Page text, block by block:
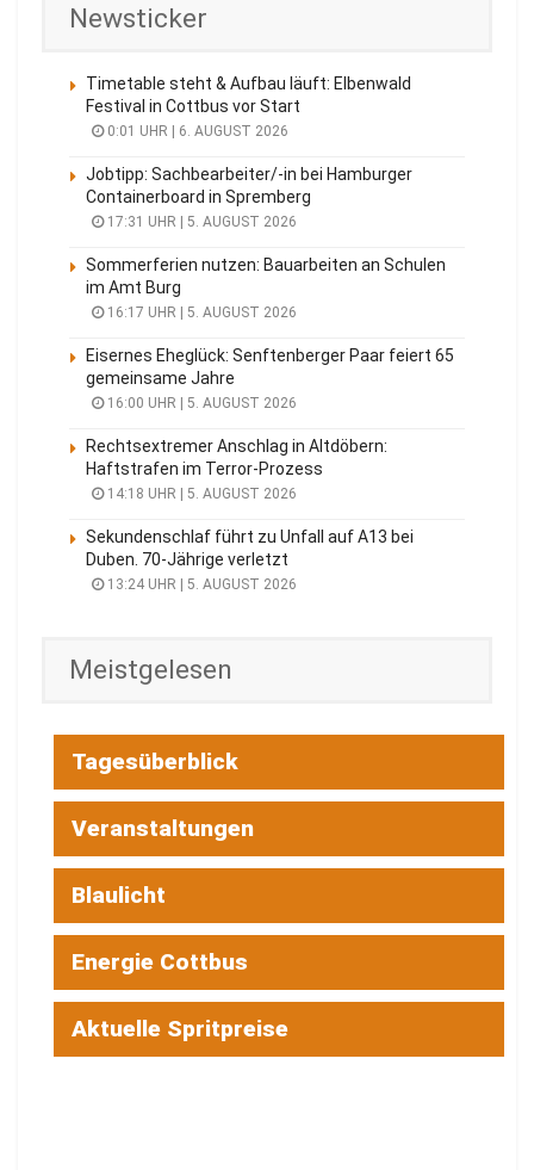
Newsticker
Timetable steht & Aufbau läuft: Elbenwald
Festival in Cottbus vor Start
0:01 UHR | 6. AUGUST 2026
Jobtipp: Sachbearbeiter/-in bei Hamburger
Containerboard in Spremberg
17:31 UHR | 5. AUGUST 2026
Sommerferien nutzen: Bauarbeiten an Schulen
im Amt Burg
16:17 UHR | 5. AUGUST 2026
Eisernes Eheglück: Senftenberger Paar feiert 65
gemeinsame Jahre
16:00 UHR | 5. AUGUST 2026
Rechtsextremer Anschlag in Altdöbern:
Haftstrafen im Terror-Prozess
14:18 UHR | 5. AUGUST 2026
Sekundenschlaf führt zu Unfall auf A13 bei
Duben. 70-Jährige verletzt
13:24 UHR | 5. AUGUST 2026
Meistgelesen
Tagesüberblick
Veranstaltungen
Blaulicht
Energie Cottbus
Aktuelle Spritpreise